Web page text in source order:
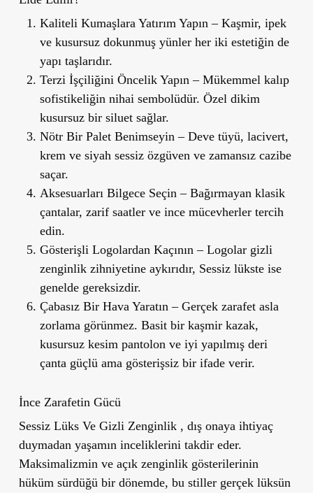
Kaliteli Kumaşlara Yatırım Yapın – Kaşmir, ipek
ve kusursuz dokunmuş yünler her iki estetiğin de
yapı taşlarıdır.
Terzi İşçiliğini Öncelik Yapın – Mükemmel kalıp
sofistikeliğin nihai sembolüdür. Özel dikim
kusursuz bir siluet sağlar.
Nötr Bir Palet Benimseyin – Deve tüyü, lacivert,
krem ve siyah sessiz özgüven ve zamansız cazibe
saçar.
Aksesuarları Bilgece Seçin – Bağırmayan klasik
çantalar, zarif saatler ve ince mücevherler tercih
edin.
Gösterişli Logolardan Kaçının – Logolar gizli
zenginlik zihniyetine aykırıdır, Sessiz lükste ise
genelde gereksizdir.
Çabasız Bir Hava Yaratın – Gerçek zarafet asla
zorlama görünmez. Basit bir kaşmir kazak,
kusursuz kesim pantolon ve iyi yapılmış deri
çanta güçlü ama gösterişsiz bir ifade verir.
İnce Zarafetin Gücü
Sessiz Lüks Ve Gizli Zenginlik , dış onaya ihtiyaç
duymadan yaşamın inceliklerini takdir eder.
Maksimalizmin ve açık zenginlik gösterilerinin
hüküm sürdüğü bir dönemde, bu stiller gerçek lüksün